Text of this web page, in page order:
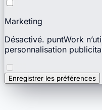
Marketing
Désactivé. puntWork
personnalisation
Enregistrer les préférences